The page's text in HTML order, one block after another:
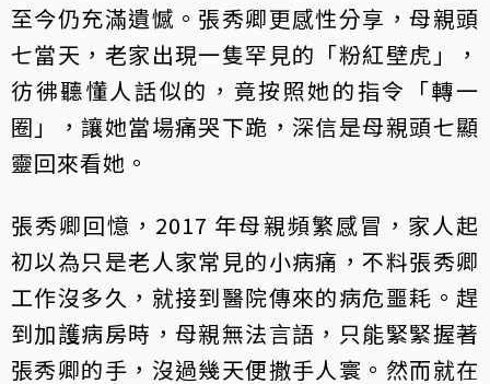
至今仍充滿遺憾。張秀卿更感性分享，母親頭
七當天，老家出現一隻罕見的「粉紅壁虎」，
彷彿聽懂人話似的，竟按照她的指令「轉一
圈」，讓她當場痛哭下跪，深信是母親頭七顯
靈回來看她。
張秀卿回憶，2017 年母親頻繁感冒，家人起
初以為只是老人家常見的小病痛，不料張秀卿
工作沒多久，就接到醫院傳來的病危噩耗。趕
到加護病房時，母親無法言語，只能緊緊握著
張秀卿的手，沒過幾天便撒手人寰。然而就在